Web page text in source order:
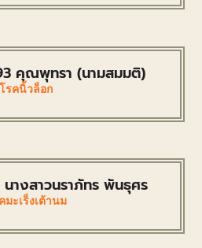
คุณพุทรา (นามสมมติ)
โรคนิ้วล็อก
างสาวนราภัทร พันธุศร
มะเร็งเต้านม